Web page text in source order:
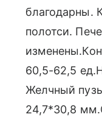
благодарны.
полотси.
60,5-62,5
Желчный
24,7*30,8